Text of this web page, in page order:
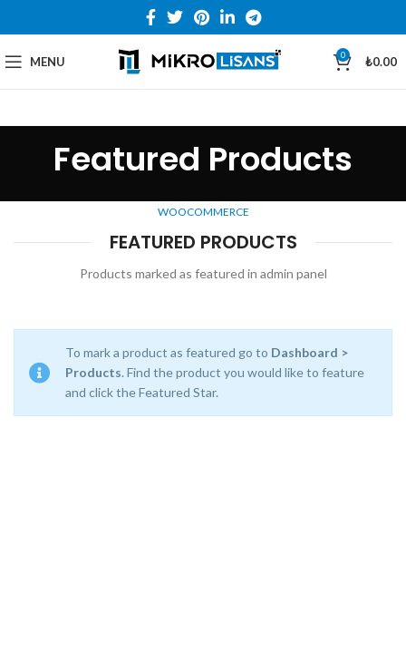
MENU 0 ₺0.00
Featured Products
WOOCOMMERCE
FEATURED PRODUCTS
Products marked as featured in admin panel
To mark a product as featured go to Dashboard >
Products. Find the product you would like to feature
and click the Featured Star.